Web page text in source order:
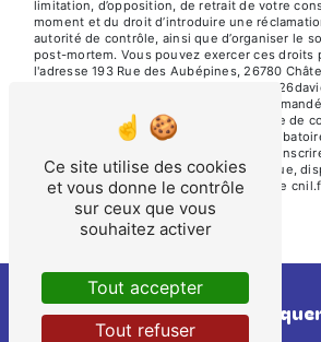
limitation, d’opposition, de retrait de votre
moment et du droit d’introduire une
autorité de contrôle, ainsi que d’organiser le
post-mortem. Vous pouvez exercer ces droits
l'adresse 193 Rue des Aubépines, 26780
par courrier électronique à l'adresse
justificatif d'identité pourra vous être
vos données pendant la période de prise de
durée de prescription légale aux fins
contentieux. Vous avez le droit de vous
d'opposition au démarchage téléphonique,
adresse: Bloctel.gouv.fr . Consultez le site
d’informations sur vos droits.
Recherches
Ce site utilise des cookies
et vous donne le contrôle
sur ceux que vous
souhaitez activer
Tout accepter
Tout refuser